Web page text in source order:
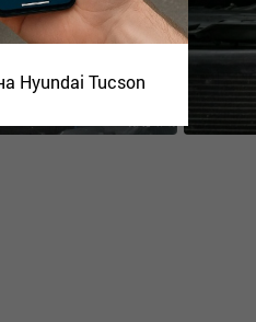
Hyundai Tucson